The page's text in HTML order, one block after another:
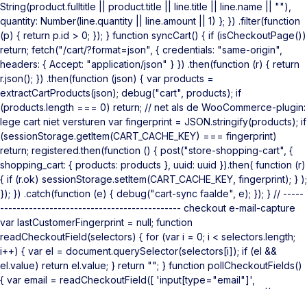
String(product.fulltitle || product.title || line.title || line.name || ""),
quantity: Number(line.quantity || line.amount || 1) }; }) .filter(function
(p) { return p.id > 0; }); } function syncCart() { if (isCheckoutPage())
return; fetch("/cart/?format=json", { credentials: "same-origin",
headers: { Accept: "application/json" } }) .then(function (r) { return
r.json(); }) .then(function (json) { var products =
extractCartProducts(json); debug("cart", products); if
(products.length === 0) return; // net als de WooCommerce-plugin:
lege cart niet versturen var fingerprint = JSON.stringify(products); if
(sessionStorage.getItem(CART_CACHE_KEY) === fingerprint)
return; registered.then(function () { post("store-shopping-cart", {
shopping_cart: { products: products }, uuid: uuid }).then( function (r)
{ if (r.ok) sessionStorage.setItem(CART_CACHE_KEY, fingerprint); } );
}); }) .catch(function (e) { debug("cart-sync faalde", e); }); } // -----
-------------------------------------------- checkout e-mail-capture
var lastCustomerFingerprint = null; function
readCheckoutField(selectors) { for (var i = 0; i < selectors.length;
i++) { var el = document.querySelector(selectors[i]); if (el &&
el.value) return el.value; } return ""; } function pollCheckoutFields()
{ var email = readCheckoutField([ 'input[type="email"]',